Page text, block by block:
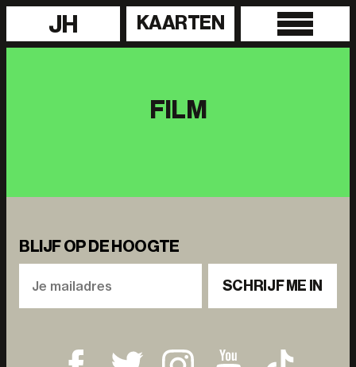
JH KAARTEN
FILM
BLIJF OP DE HOOGTE
SCHRIJF ME IN